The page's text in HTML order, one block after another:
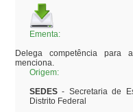
Ementa:
Delega competência para
menciona.
Origem:
SEDES- Secretaria de
Distrito Federal